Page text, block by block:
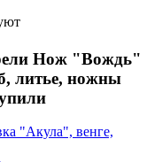
Нож "Вождь"
литье, ножны